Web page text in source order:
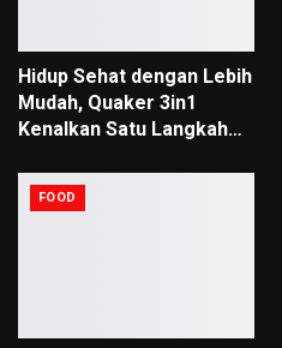
Hidup Sehat dengan Lebih
Mudah, Quaker 3in1
Kenalkan Satu Langkah…
FOOD